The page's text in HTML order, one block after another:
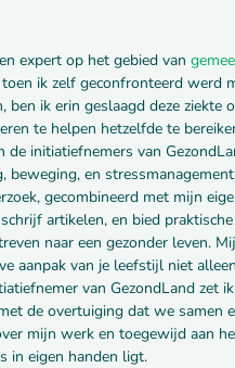
expert op het gebied van
ik zelf geconfronteerd werd
ben ik erin geslaagd deze
te helpen hetzelfde te
de initiatiefnemers van
beweging, en
gecombineerd met mijn
artikelen, en bied
naar een gezonder leven.
aanpak van je leefstijl niet
van GezondLand zet
de overtuiging dat we samen
mijn werk en toegewijd aan
in eigen handen ligt.